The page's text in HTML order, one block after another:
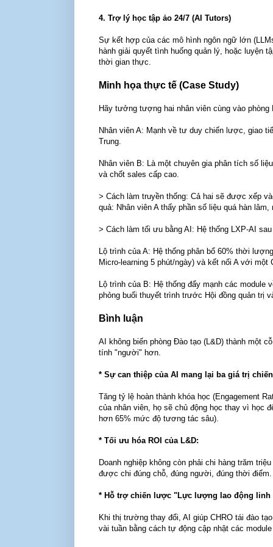
4. Trợ lý học tập ảo 24/7 (AI Tutors)
Sự kết hợp của các mô hình ngôn ngữ lớn
hành giải quyết tình huống quản lý, hoặc luyện
thời gian thực.
Minh họa thực tế (Case Study)
Hãy tưởng tượng hai nhân viên cùng vào
Nhân viên A: Mạnh về tư duy chiến lược, giao
Trung.
Nhân viên B: Là một chuyên gia phân tích số
và chốt sales cấp cao.
> Cách làm truyền thống: Cả hai sẽ được xếp
quả: Nhân viên A thấy phần số liệu quá hàn
> Cách làm tối ưu bằng AI: Hệ thống LXP-AI
Lộ trình của A: Hệ thống phân bổ 60% thời
Micro-learning 5 phút/ngày) và kết nối A với
Lộ trình của B: Hệ thống đẩy mạnh các module
phỏng buổi thuyết trình trước Hội đồng quản trị
Bình luận
AI không biến phòng Đào tạo (L&D) thành một
tính "người" hơn.
* Sự can thiệp của AI mang lại ba giá trị
Tăng tỷ lệ hoàn thành khóa học (Engagement
của nhân viên, họ sẽ chủ động học thay vì học
hơn 65% mức độ tương tác sâu).
* Tối ưu hóa ROI của L&D:
Doanh nghiệp không còn phải chi hàng trăm
được chi đúng chỗ, đúng người, đúng thời điểm.
* Hỗ trợ chiến lược "Lực lượng lao động linh
Khi thị trường thay đổi, AI giúp CHRO tái đào
vài tuần bằng cách tự động cập nhật các